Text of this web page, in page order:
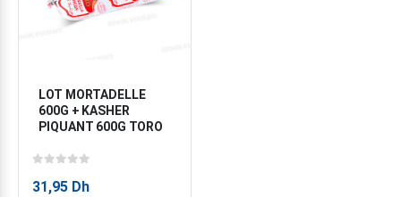
LOT MORTADELLE
600G + KASHER
PIQUANT 600G TORO
31,95 Dh